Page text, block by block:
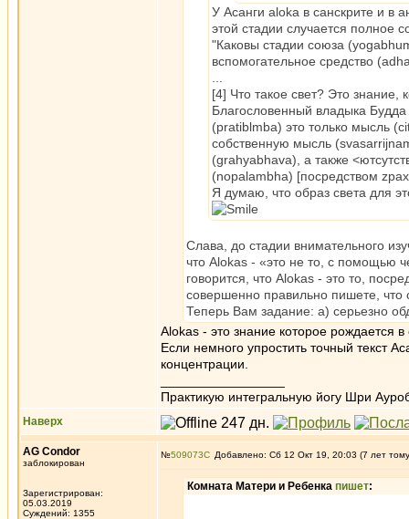
У Асанги aloka в санскрите и в
этой стадии случается полное
"Каковы стадии союза
вспомогательное средство
[4] Что такое свет? Это знание,
Благословенный владыка
(pratiblmba) это только мысль
собственную мысль
(grahyabhava), а также
(nopalambha) [посредством
Я думаю, что образ света для
Слава, до стадии внимательного
что Alokas - «это не то, с помощью
говорится, что Alokas - это то,
совершенно правильно пишете, что
Теперь Вам задание: а) серьезно
Alokas - это знание которое
Если немного упростить точный текст
концентрации.
Практикую интегральную йогу Шри
Наверх
AG Condor
заблокирован
Зарегистрирован:
05.03.2019
Суждений: 1355
№509073 Добавлено: Сб 12 Окт 19, 20:03 (7 лет
Комната Матери и Ребенка пишет: